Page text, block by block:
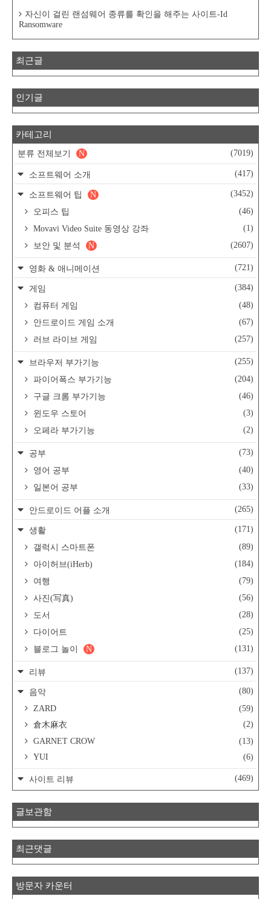
자신이 걸린 랜섬웨어 종류를 확인을 해주는 사이트-Id
Ransomware
최근글
인기글
카테고리
분류 전체보기 (7019)
N
소프트웨어 소개 (417)
소프트웨어 팁 (3452)
N
오피스 팁
(46)
Movavi Video Suite 동영상 강좌
(1)
보안 및 분석
(2607)
N
영화 & 애니메이션 (721)
게임
(384)
컴퓨터 게임
(48)
안드로이드 게임 소개
(67)
러브 라이브 게임
(257)
브라우저 부가기능
(255)
파이어폭스 부가기능
(204)
구글 크롬 부가기능
(46)
윈도우 스토어
(3)
오페라 부가기능
(2)
공부
(73)
영어 공부
(40)
일본어 공부
(33)
안드로이드 어플 소개 (265)
생활
(171)
갤럭시 스마트폰
(89)
아이허브(iHerb)
(184)
여행
(79)
사진(写真)
(56)
도서
(28)
다이어트
(25)
블로그 놀이
(131)
N
리뷰 (137)
음악
(80)
ZARD
(59)
倉木麻衣
(2)
GARNET CROW
(13)
YUI
(6)
사이트 리뷰 (469)
글보관함
최근댓글
방문자 카운터